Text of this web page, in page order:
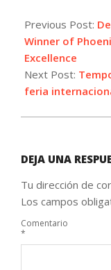
01-
09
Previous Post:
Winner of
Excellence
Next Post:
feria
DEJA UNA
Tu dirección de
Los campos
Comentario
*